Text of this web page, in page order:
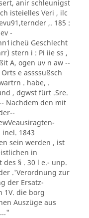
anir schleunigst
isteielles Veri , ilc
,. 185 :
-
Geschlecht
stern i : Pi iie ss ,
A, ogen uv n aw --
e assssußsch
. habe, .
, dgwst fürt .Sre.
Nachdem den mit
inel. 1843
sein werden , ist
in
des § . 30 l e.- unp.
.'Verordnung zur
der Ersatz-
1V. die borg
Auszüge aus